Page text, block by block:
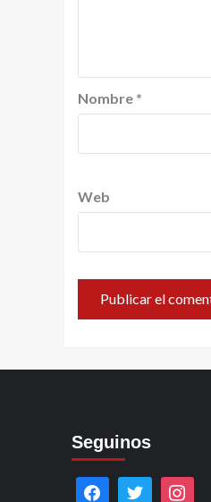
Nombre *
Web
Seguinos